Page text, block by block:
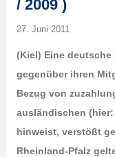
/ 2009 )
27. Juni 2011
(Kiel) Eine
gegenüber ihren
Bezug von
ausländischen
hinweist, verstößt
Rheinland-Pfalz